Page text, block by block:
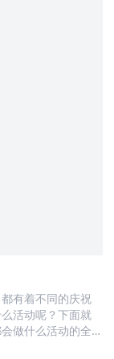
有着不同的庆祝
活动呢？下面就
做什么活动的全